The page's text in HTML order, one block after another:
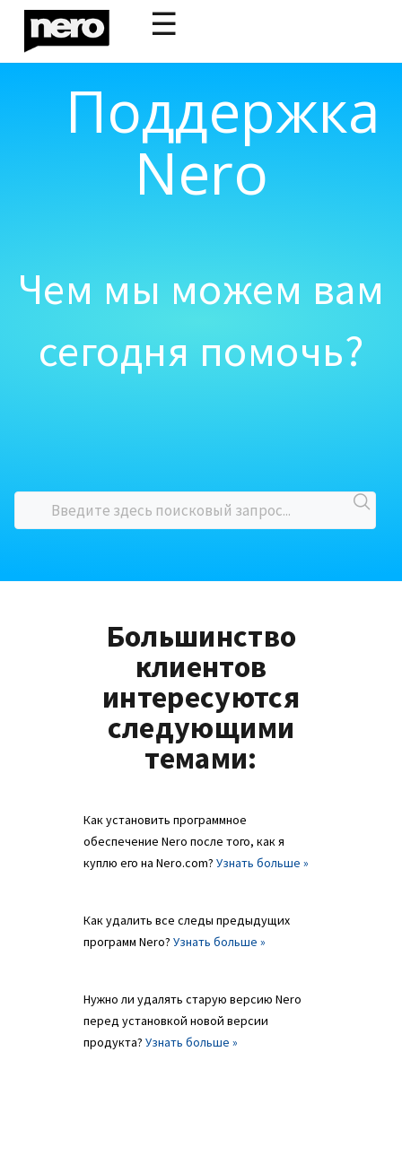
☰
Поддержка
Nero
Чем мы можем вам
сегодня помочь?
Большинство
клиентов
интересуются
следующими
темами:
Как установить программное
обеспечение Nero после того, как я
куплю его на Nero.com? Узнать больше »
Как удалить все следы предыдущих
программ Nero? Узнать больше »
Нужно ли удалять старую версию Nero
перед установкой новой версии
продукта? Узнать больше »